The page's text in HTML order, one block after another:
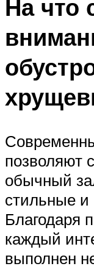
На что
позволяют
обычный
стильные
Благодаря
каждый
выполнен